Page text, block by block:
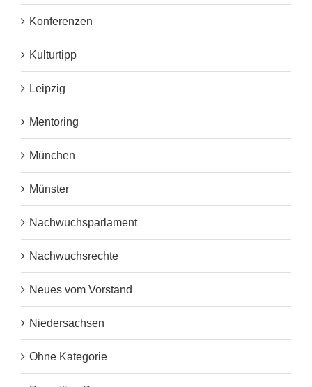
Konferenzen
Kulturtipp
Leipzig
Mentoring
München
Münster
Nachwuchsparlament
Nachwuchsrechte
Neues vom Vorstand
Niedersachsen
Ohne Kategorie